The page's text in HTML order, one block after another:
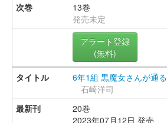
13巻
発売未定
アラート登録
(無料)
6年1組 黒魔女さんが通る
石崎洋司
20巻
2023年07月12日 発売